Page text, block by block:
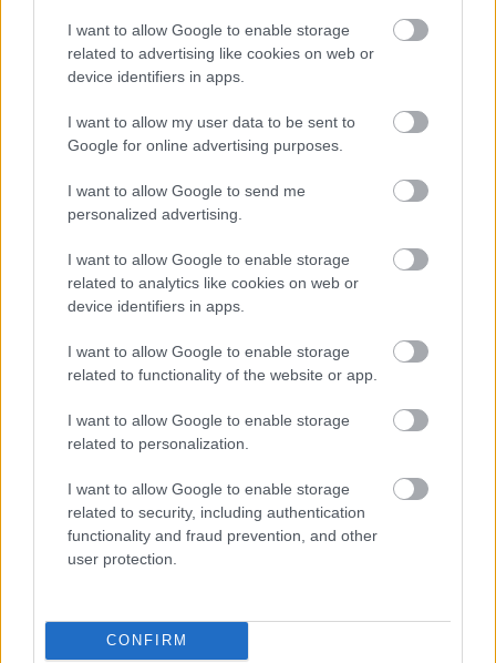
I want to allow Google to enable storage
related to advertising like cookies on web or
device identifiers in apps.
I want to allow my user data to be sent to
Google for online advertising purposes.
I want to allow Google to send me
personalized advertising.
I want to allow Google to enable storage
related to analytics like cookies on web or
device identifiers in apps.
I want to allow Google to enable storage
related to functionality of the website or app.
I want to allow Google to enable storage
related to personalization.
I want to allow Google to enable storage
related to security, including authentication
functionality and fraud prevention, and other
user protection.
CONFIRM
poradiť od profesionálov